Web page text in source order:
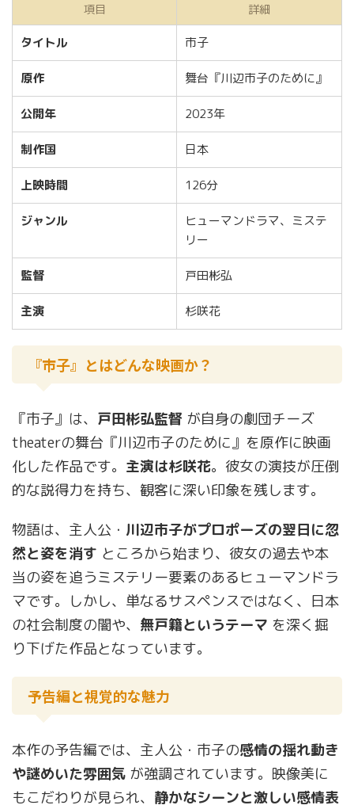
項目 詳細
タイトル 市子
原作 舞台『川辺市子のために』
公開年 2023年
制作国 日本
上映時間 126分
ジャンル
ヒューマンドラマ、ミステ
リー
監督 戸田彬弘
主演 杉咲花
『市子』とはどんな映画か？
『市子』は、 戸田彬弘監督 が自身の劇団チーズ
theaterの舞台『川辺市子のために』を原作に映画
化した作品です。 主演は杉咲花。彼女の演技が圧倒
的な説得力を持ち、観客に深い印象を残します。
物語は、主人公・ 川辺市子がプロポーズの翌日に忽
然と姿を消す ところから始まり、彼女の過去や本
当の姿を追うミステリー要素のあるヒューマンドラ
マです。しかし、単なるサスペンスではなく、日本
の社会制度の闇や、 無戸籍というテーマ を深く掘
り下げた作品となっています。
予告編と視覚的な魅力
本作の予告編では、主人公・市子の感情の揺れ動き
や謎めいた雰囲気 が強調されています。映像美に
もこだわりが見られ、 静かなシーンと激しい感情表